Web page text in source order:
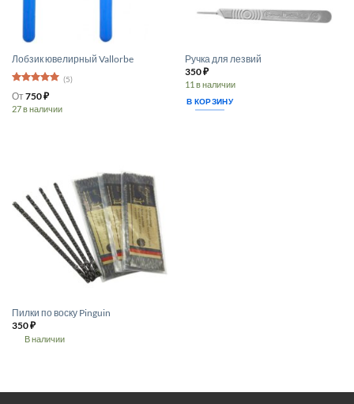
Лобзик ювелирный Vallorbe
Оценка5
из 5
(5)
От750₽
27 в наличии
вариаций.
Опции
можно
выбрать
Ручка для лезвий
350₽
11 в наличии
В КОРЗИНУ
Пилки по воску Pinguin
350₽
В наличии